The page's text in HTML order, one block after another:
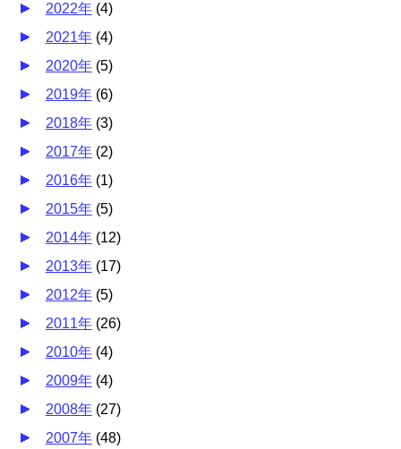
2022年 (4)
2021年 (4)
2020年 (5)
2019年 (6)
2018年 (3)
2017年 (2)
2016年 (1)
2015年 (5)
2014年 (12)
2013年 (17)
2012年 (5)
2011年 (26)
2010年 (4)
2009年 (4)
2008年 (27)
2007年 (48)